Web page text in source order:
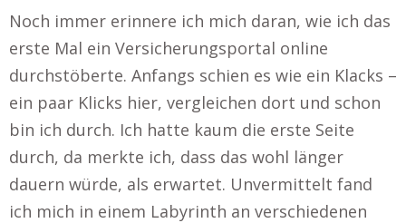
Noch immer erinnere ich mich daran, wie ich das
erste Mal ein Versicherungsportal online
durchstöberte. Anfangs schien es wie ein Klacks –
ein paar Klicks hier, vergleichen dort und schon
bin ich durch. Ich hatte kaum die erste Seite
durch, da merkte ich, dass das wohl länger
dauern würde, als erwartet. Unvermittelt fand
ich mich in einem Labyrinth an verschiedenen